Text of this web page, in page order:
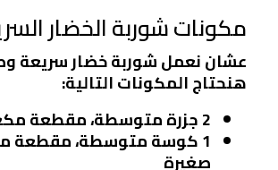
مكونات شوربة الخضار
عشان نعمل شوربة خضار سريعة
هنحتاج المكونات التالية:
2 جزرة متوسطة، مقطعة مكعبات صغيرة
1 كوسة متوسطة، مقطعة
صغيرة